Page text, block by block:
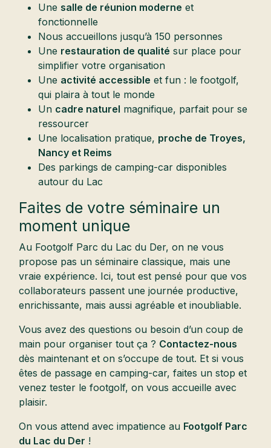
Une salle de réunion moderne et
fonctionnelle
Nous accueillons jusqu’à 150 personnes
Une restauration de qualité sur place pour
simplifier votre organisation
Une activité accessible et fun : le footgolf,
qui plaira à tout le monde
Un cadre naturel magnifique, parfait pour se
ressourcer
Une localisation pratique, proche de Troyes,
Nancy et Reims
Des parkings de camping-car disponibles
autour du Lac
Faites de votre séminaire un
moment unique
Au Footgolf Parc du Lac du Der, on ne vous
propose pas un séminaire classique, mais une
vraie expérience. Ici, tout est pensé pour que vos
collaborateurs passent une journée productive,
enrichissante, mais aussi agréable et inoubliable.
Vous avez des questions ou besoin d’un coup de
main pour organiser tout ça ? Contactez-nous
dès maintenant et on s’occupe de tout. Et si vous
êtes de passage en camping-car, faites un stop et
venez tester le footgolf, on vous accueille avec
plaisir.
On vous attend avec impatience au Footgolf Parc
du Lac du Der !